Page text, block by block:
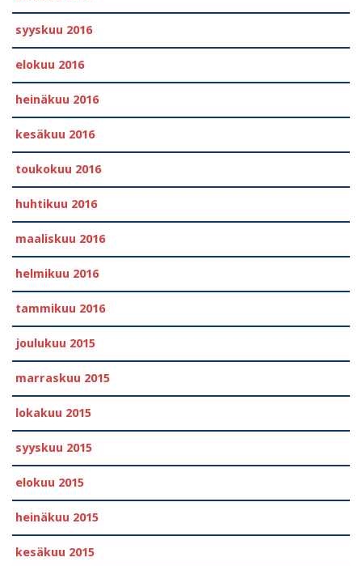
syyskuu 2016
elokuu 2016
heinäkuu 2016
kesäkuu 2016
toukokuu 2016
huhtikuu 2016
maaliskuu 2016
helmikuu 2016
tammikuu 2016
joulukuu 2015
marraskuu 2015
lokakuu 2015
syyskuu 2015
elokuu 2015
heinäkuu 2015
kesäkuu 2015